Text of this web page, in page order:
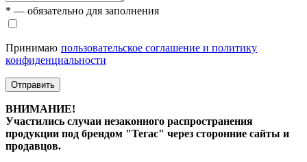
* — обязательно для заполнения
Принимаю пользовательское соглашение и политику
конфиденциальности
Отправить
ВНИМАНИЕ!
Участились случаи незаконного распространения
продукции под брендом "Тегас" через сторонние сайты и
продавцов.